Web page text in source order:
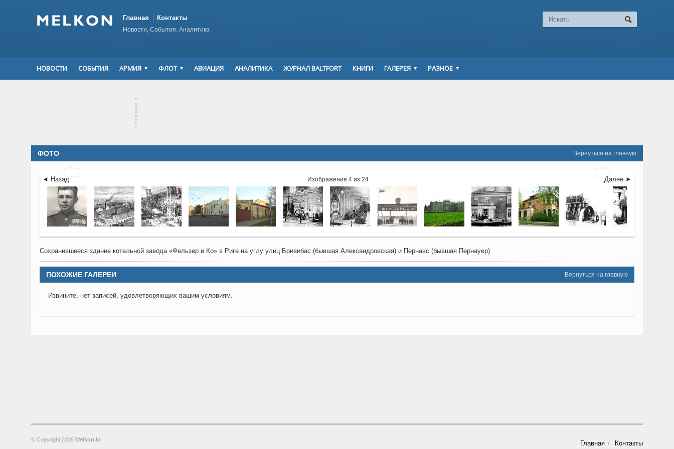
Главная Контакты
Новости, События, Аналитика
НОВОСТИ СОБЫТИЯ АРМИЯ ФЛОТ АВИАЦИЯ АНАЛИТИКА ЖУРНАЛ BALTFORT КНИГИ ГАЛЕРЕЯ РАЗНОЕ
▾
Реклама
▾
Вернуться на главную
ФОТО
 
◄ Назад Далее ►
Изображение 4 из 24
Сохранившееся здание котельной завода «Фельзер и Ко» в Риге на углу улиц Бривибас (бывшая Александровская) и Пернавс (бывшая Пернауер)
Вернуться на главную
ПОХОЖИЕ ГАЛЕРЕИ
Извините, нет записей, удовлетворяющих вашим условиям.
Главная Контакты
© Copyright 2026 Melkon.lv